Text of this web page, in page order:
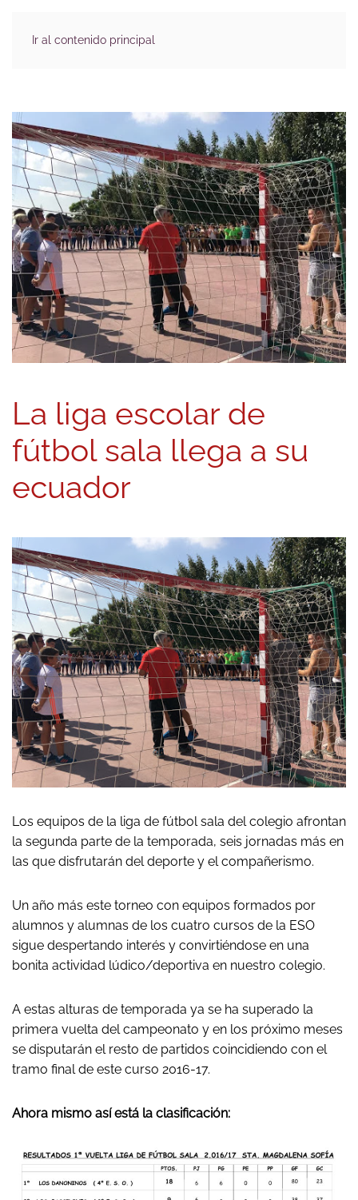
Ir al contenido principal
La liga escolar de
fútbol sala llega a su
ecuador
Los equipos de la liga de fútbol sala del colegio afrontan
la segunda parte de la temporada, seis jornadas más en
las que disfrutarán del deporte y el compañerismo.
Un año más este torneo con equipos formados por
alumnos y alumnas de los cuatro cursos de la ESO
sigue despertando interés y convirtiéndose en una
bonita actividad lúdico/deportiva en nuestro colegio.
A estas alturas de temporada ya se ha superado la
primera vuelta del campeonato y en los próximo meses
se disputarán el resto de partidos coincidiendo con el
tramo final de este curso 2016-17.
Ahora mismo así está la clasificación: